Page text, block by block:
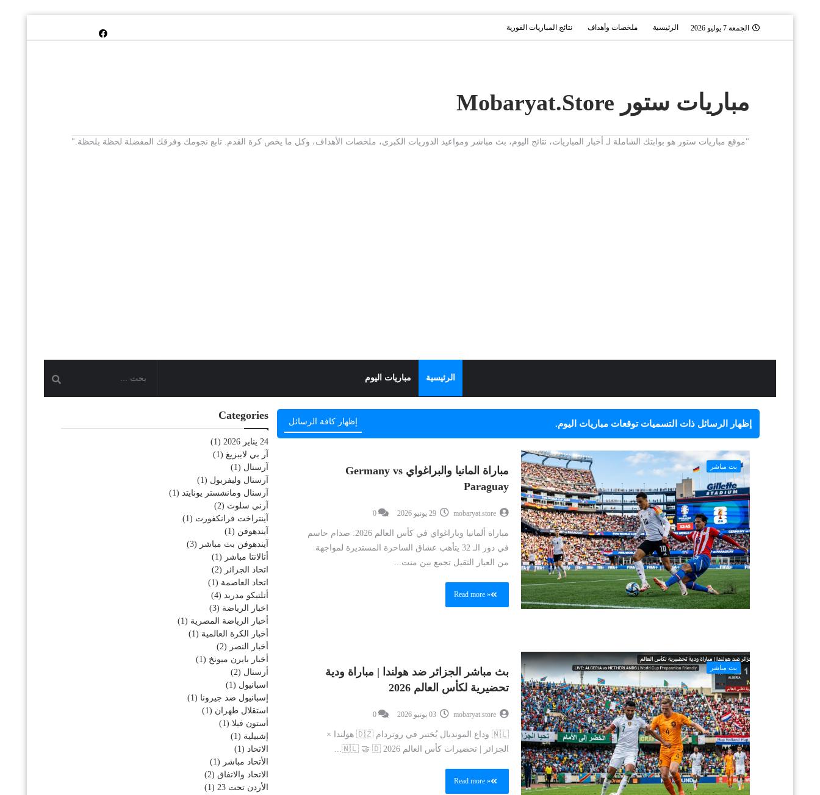
الجمعة 7 يوليو 2026 الرئيسية ملخصات وأهداف نتائج المباريات الفورية
مباريات ستور Mobaryat.Store
"موقع مباريات ستور هو بوابتك الشاملة لـ أخبار المباريات، نتائج اليوم، بث مباشر ومواعيد الدوريات الكبرى، ملخصات الأهداف، وكل ما يخص كرة القدم. تابع نجومك وفرقك المفضلة لحظة بلحظة."
الرئيسية مباريات اليوم
‏إظهار الرسائل ذات التسمياتتوقعات مباريات اليوم. إظهار كافة الرسائل
بث مباشر
مباراة المانيا والبراغواي Germany vs
Paraguay
mobaryat.store 29 يونيو 2026 0
مباراة ألمانيا وباراغواي في كأس العالم 2026: صدام حاسم
في دور الـ 32 يتأهب عشاق الساحرة المستديرة لمواجهة
من العيار الثقيل تجمع بين منت...
Read more »
بث مباشر
بث مباشر الجزائر ضد هولندا | مباراة ودية
تحضيرية لكأس العالم 2026
mobaryat.store 03 يونيو 2026 0
🇳🇱 وداع المونديال يُختبر في روتردام 🇩🇿 هولندا ×
الجزائر | تحضيرات كأس العالم 2026 🇳🇱 🤝 🇩...
Read more »
Categories
24 يناير 2026
(1)
آر بي لايبزيغ (1)
آرسنال (1)
آرسنال وليفربول (1)
آرسنال ومانشستر يونايتد (1)
آرني سلوت (2)
آينتراخت فرانكفورت (1)
آيندهوفن (1)
آيندهوفن بث مباشر (3)
أتالانتا مباشر (1)
اتحاد الجزائر (2)
اتحاد العاصمة (1)
أتلتيكو مدريد (4)
اخبار الرياضة (3)
أخبار الرياضة المصرية (1)
أخبار الكرة العالمية (1)
أخبار النصر (2)
أخبار بايرن ميونخ (1)
أرسنال (2)
اسبانيول (1)
إسبانيول ضد جيرونا (1)
استقلال طهران (1)
أستون فيلا (1)
إشبيلية (1)
الاتحاد (1)
الأتحاد مباشر (1)
الاتحاد والاتفاق (2)
الأردن تحت 23
(1)